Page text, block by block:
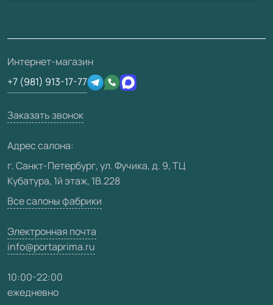
Отзывы клиентов
Техническая информация
Юридическая информация
3D-модели
О фабрике
Сертификаты
Производство
Вакансии
Карта сайта
Интернет-магазин
+7 (981) 913-17-77
Заказать звонок
Адрес салона:
г. Санкт-Петербург, ул. Фучика, д. 9, ТЦ
Кубатура, 1й этаж, 1В.228
Все салоны фабрики
Электронная почта
info@portaprima.ru
10:00-22:00
ежедневно